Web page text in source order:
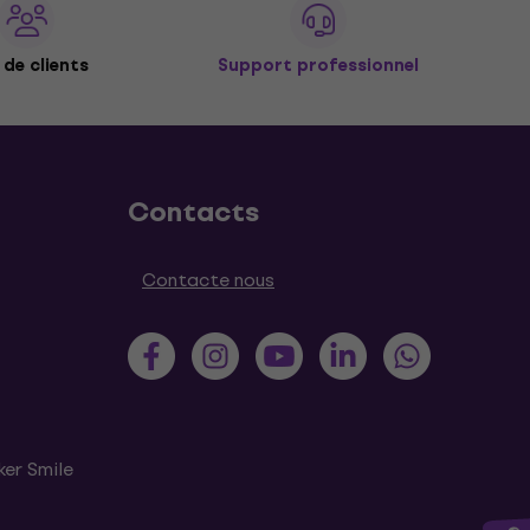
de clients Support professionnel
Smile
Contacts
Contacte nous